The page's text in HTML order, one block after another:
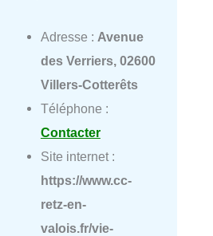
Adresse : Avenue
des Verriers, 02600
Villers-Cotterêts
Téléphone :
Contacter
Site internet :
https://www.cc-
retz-en-
valois.fr/vie-